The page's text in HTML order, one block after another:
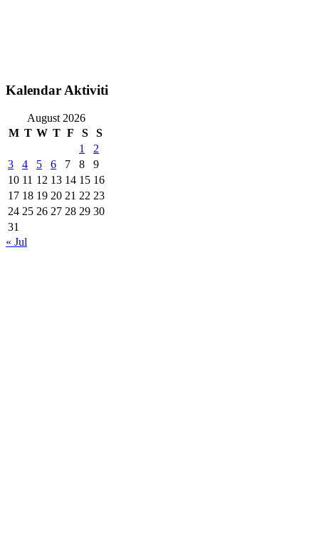
Kalendar Aktiviti
August 2026
M T W T F S
S
1
2
3
4 5 6 7 8
9
10 11 12 13 14 15 16
17 18 19 20 21 22 23
24 25 26 27 28 29 30
31
« Jul